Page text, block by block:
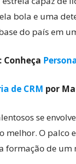
bola e uma
do país em
Conheça
de CRM por
se
melhor. O
formação de